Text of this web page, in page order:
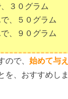
３０グラム
、５０グラム
、９０グラム
ので、 始めて与
、おすすめしま